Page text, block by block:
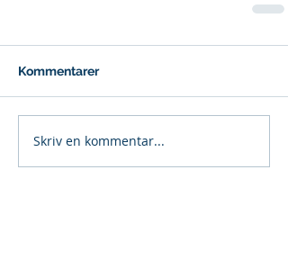
Kommentarer
Skriv en kommentar...